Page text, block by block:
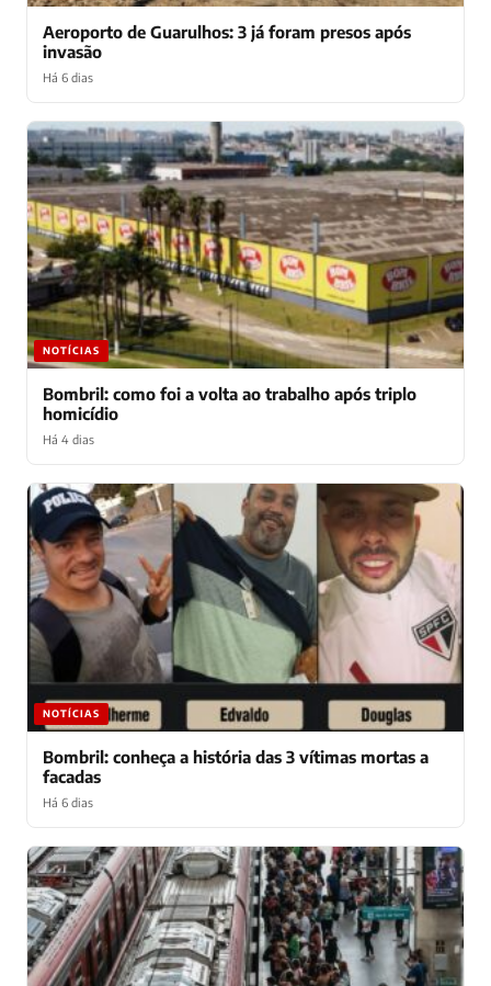
Aeroporto de Guarulhos: 3 já foram presos após
invasão
Há 6 dias
NOTÍCIAS
Bombril: como foi a volta ao trabalho após triplo
homicídio
Há 4 dias
NOTÍCIAS
Bombril: conheça a história das 3 vítimas mortas a
facadas
Há 6 dias